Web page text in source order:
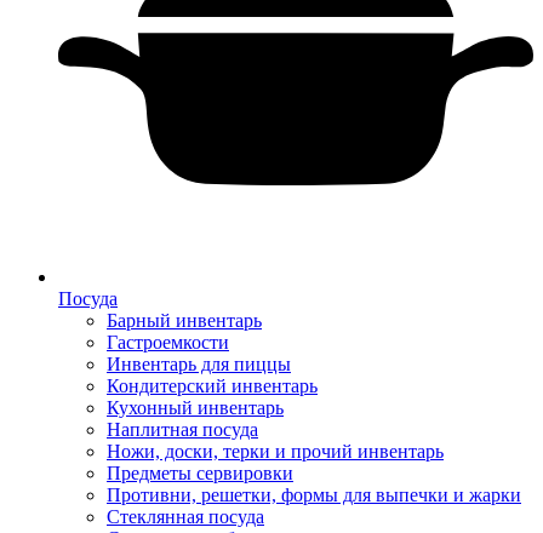
Посуда
Барный инвентарь
Гастроемкости
Инвентарь для пиццы
Кондитерский инвентарь
Кухонный инвентарь
Наплитная посуда
Ножи, доски, терки и прочий инвентарь
Предметы сервировки
Противни, решетки, формы для выпечки и жарки
Стеклянная посуда